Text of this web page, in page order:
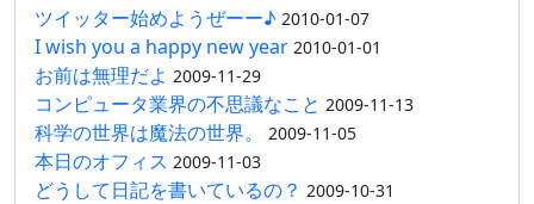
ツイッター始めようぜーー♪ 2010-01-07
I wish you a happy new year 2010-01-01
お前は無理だよ 2009-11-29
コンピュータ業界の不思議なこと 2009-11-13
科学の世界は魔法の世界。 2009-11-05
本日のオフィス 2009-11-03
どうして日記を書いているの？ 2009-10-31